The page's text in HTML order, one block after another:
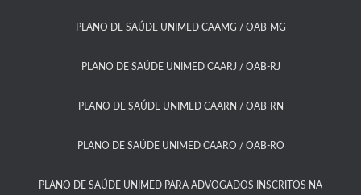
PLANO DE SAÚDE UNIMED CAAMG / OAB-MG​
PLANO DE SAÚDE UNIMED CAARJ / OAB-RJ​
PLANO DE SAÚDE UNIMED CAARN / OAB-RN
PLANO DE SAÚDE UNIMED CAARO / OAB-RO​
PLANO DE SAÚDE UNIMED PARA ADVOGADOS INSCRITOS NA